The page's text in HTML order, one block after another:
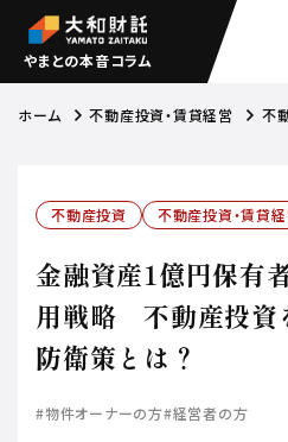
やまとの本音コラム
ホーム 不動産投資・賃貸経営 不
不動産投資 不動産投資・賃貸
金融資産1億円保有
用戦略 不動産投資
防衛策とは？
#物件オーナーの方#経営者の方